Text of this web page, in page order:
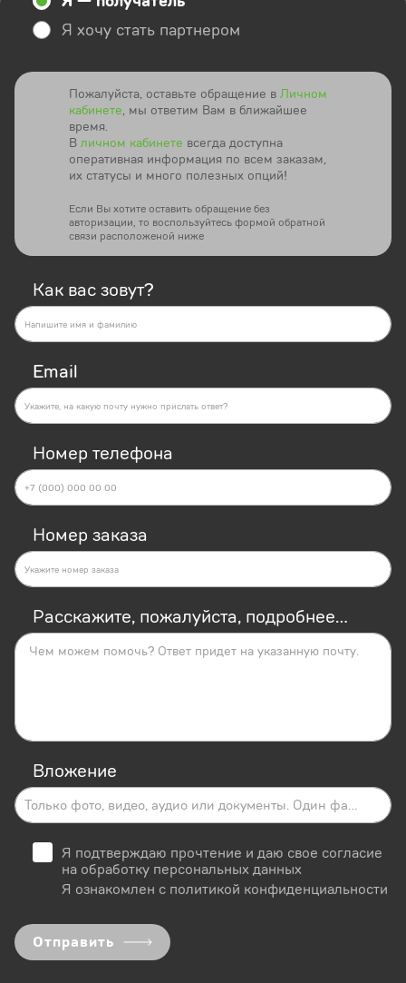
Я хочу стать партнером
Пожалуйста, оставьте обращение в Личном
кабинете, мы ответим Вам в ближайшее
время.
В личном кабинете всегда доступна
оперативная информация по всем заказам,
их статусы и много полезных опций!
Если Вы хотите оставить обращение без
авторизации, то воспользуйтесь формой обратной
связи расположеной ниже
Как вас зовут?
Email
Номер телефона
Номер заказа
Расскажите, пожалуйста, подробнее...
Вложение
Только фото, видео, аудио или документы. Один файл. До 40 MB
Я подтверждаю прочтение и даю свое согласие
на обработку персональных данных
Я ознакомлен с политикой конфиденциальности
Отправить